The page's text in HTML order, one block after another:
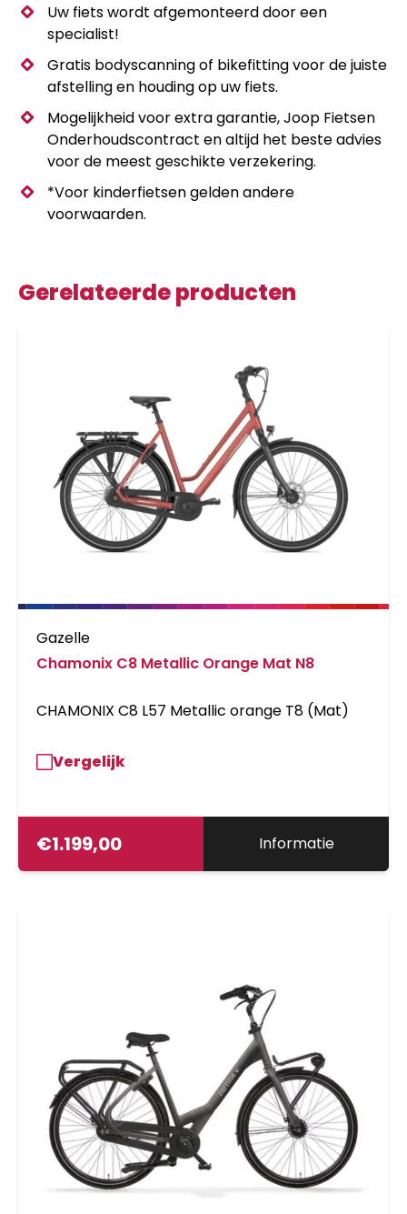
Uw fiets wordt afgemonteerd door een
specialist!
Gratis bodyscanning of bikefitting voor de juiste
afstelling en houding op uw fiets.
Mogelijkheid voor extra garantie, Joop Fietsen
Onderhoudscontract en altijd het beste advies
voor de meest geschikte verzekering.
*Voor kinderfietsen gelden andere
voorwaarden.
Gerelateerde producten
Gazelle
Chamonix C8 Metallic Orange Mat N8
CHAMONIX C8 L57 Metallic orange T8 (Mat)
Vergelijk
€1.199,00 Informatie